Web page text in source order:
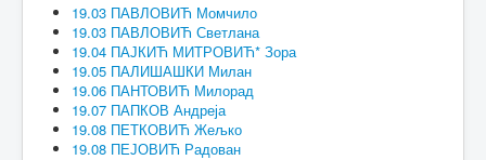
19.03 ПАВЛОВИЋ Момчило
19.03 ПАВЛОВИЋ Светлана
19.04 ПАЈКИЋ МИТРОВИЋ* Зора
19.05 ПАЛИШАШКИ Милан
19.06 ПАНТОВИЋ Милорад
19.07 ПАПКОВ Андреја
19.08 ПЕТКОВИЋ Жељко
19.08 ПЕЈОВИЋ Радован